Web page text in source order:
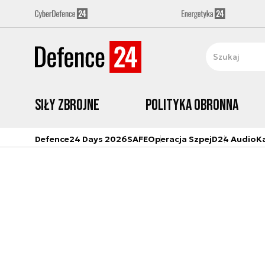
Siły zbrojne Polityka obronna
Defence24 Days 2026SAFEOperacja SzpejD24 Audio